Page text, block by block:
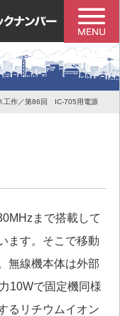
工作／第86回 IC-705用電源
まで搭載して
ます。そこで移動
無線機本体は外部
10Wで固定機同様
るリチウムイオン